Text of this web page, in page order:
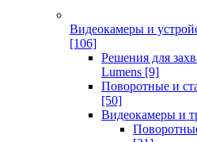
Видеокамеры и
[106]
Решения для
Lumens [9]
Поворотные и
[50]
Видеокамеры и